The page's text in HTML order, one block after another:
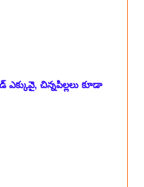
చిన్నపిల్లలు కూడా